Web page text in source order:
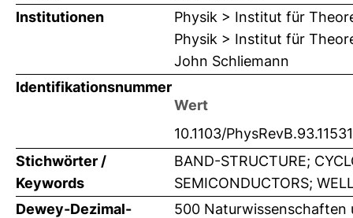
Institutionen
Physik > Institut für
Physik > Institut für
John Schliemann
Identifikationsnummer
Wert
10.1103/
Stichwörter /
Keywords
BAND-STRUCTURE;
SEMICONDUCTORS;
Dewey-Dezimal-
500 Naturwissenschaften